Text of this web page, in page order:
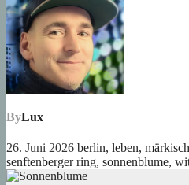
ByLux
26. Juni 2026 berlin, leben,
senftenberger ring, sonnenblume,